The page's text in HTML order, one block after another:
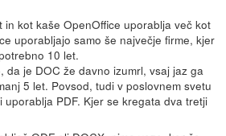
in kot kaše OpenOffice uporablja več kot
uporabljajo samo še največje firme, kjer
10 let.
da je DOC že davno izumrl, vsaj jaz ga
5 let. Povsod, tudi v poslovnem svetu
PDF. Kjer se kregata dva tretji